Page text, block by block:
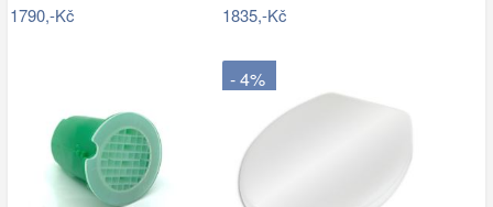
1790,-Kč 1835,-Kč
- 4%